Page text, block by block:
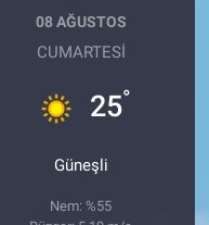
08 AĞUSTOS
CUMARTESI
25°
Güneşli
Nem: %55